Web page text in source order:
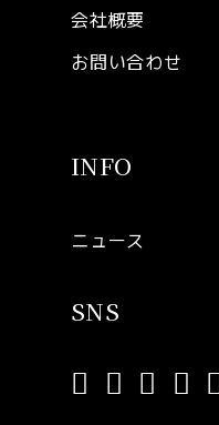
会社概要
お問い合わせ
INFO
ニュース
SNS